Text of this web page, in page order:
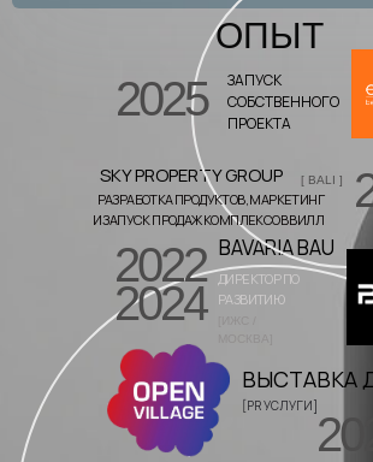
ОПЫТ
SKY PROPERTY GROUP
BAVARIA BAU
2025
[ BALI ]
2022
2024
РАЗРАБОТКА ПРОДУКТОВ, МАРКЕТИНГ
И ЗАПУСК ПРОДАЖ КОМПЛЕКСОВ ВИЛЛ
ДИРЕКТОР ПО
РАЗВИТИЮ
ВЫСТАВКА
[PR УСЛУГИ]
ЗАПУСК
СОБСТВЕННОГО
ПРОЕКТА